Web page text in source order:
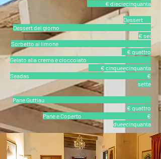
€ dieciecinquanta
Dessert
Dessert del giorno
€ sei
Sorbetto al limone
€ quattro
Gelato alla crema e cioccolato
€ cinqueecinquanta
Seadas €
sette
Pane Guttiau
€ quattro
Pane e Coperto €
dueecinquanta